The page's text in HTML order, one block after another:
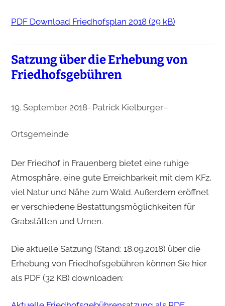
PDF Download Friedhofsplan 2018 (29 kB)
Satzung über die Erhebung von
Friedhofsgebühren
19. September 2018–Patrick Kielburger–
Ortsgemeinde
Der Friedhof in Frauenberg bietet eine ruhige
Atmosphäre, eine gute Erreichbarkeit mit dem KFz,
viel Natur und Nähe zum Wald. Außerdem eröffnet
er verschiedene Bestattungsmöglichkeiten für
Grabstätten und Urnen.
Die aktuelle Satzung (Stand: 18.09.2018) über die
Erhebung von Friedhofsgebühren können Sie hier
als PDF (32 KB) downloaden: